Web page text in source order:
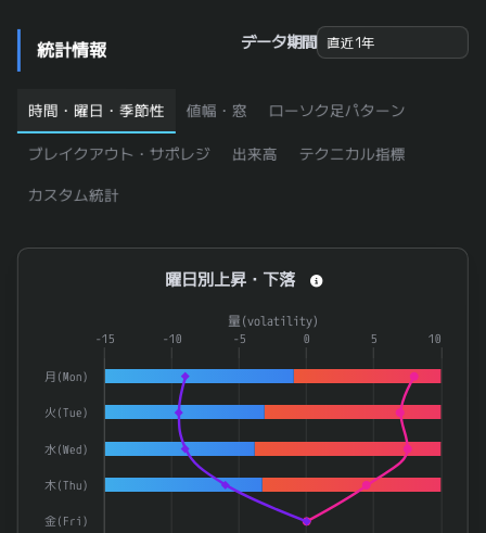
星野リゾート・リート投資法人
7226 極東開発工業0.944
7994 オカムラ
7018 内海造船 0.943
ステップ 0.943
0.943
理想科学工業
9612 ラックランド0.942
2296 伊藤ハム米久ホールディングス
0.94
5940
不二サッシ
0.94
9760
進学会ホールディングス
0.94
統計情報 データ期間
時間・曜日・季節性 値幅・窓 ローソク足パターン
ブレイクアウト・サポレジ 出来高 テクニカル指標
カスタム統計
Combination chart with 4 data series.
The chart has 1 X axis displaying categories.
The chart has 2 Y axes displaying 率(rate) and 量
量(volatility)
月(Mon)
火(Tue)
水(Wed)
木(Thu)
金(Fri)
0
-15 -10 -5 5 10
曜日別上昇・下落